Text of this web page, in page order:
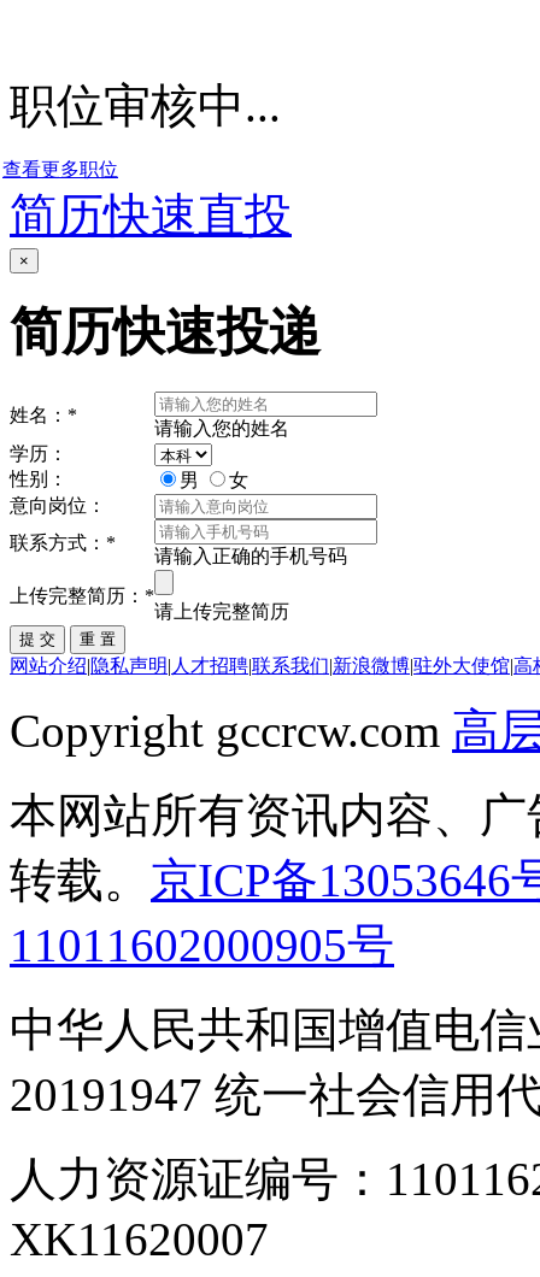
职位审核中...
查看更多职位
简历快速直投
×
简历快速投递
姓名： *
请输入您的姓名
学历：
性别：
男
女
意向岗位：
联系方式： *
请输入正确的手机号码
上传完整简历： *
请上传完整简历
网站介绍|隐私声明| 人才招聘|联系我们|新浪微博|驻外大使馆|高
Copyright gccrcw.com 高
本网站所有资讯内容、
转载。 京ICP备13053646
11011602000905号
中华人民共和国增值电
20191947 统一社会信用
人力资源证编号：
XK11620007